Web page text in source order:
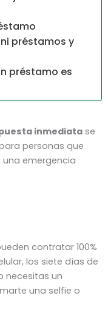
préstamos y
préstamo es
inmediata se
personas que
emergencia
contratar 100%
los siete días de
necesitas un
una selfie o